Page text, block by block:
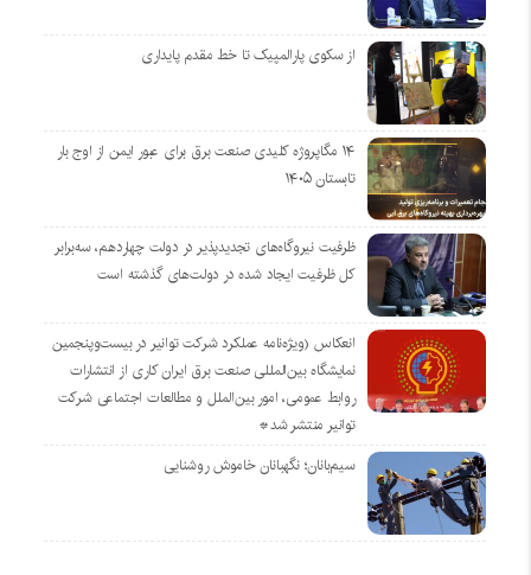
از سکوی پارالمپیک تا خط مقدم پایداری
۱۴ مگاپروژه‌ کلیدی صنعت برق برای عبور ایمن از اوج بار
تابستان ۱۴۰۵
ظرفیت نیروگاه‌های تجدیدپذیر در دولت چهاردهم، سه‌برابر
کل ظرفیت ایجاد شده در دولت‌های گذشته است
انعکاس (ویژه‌نامه عملکرد شرکت توانیر در بیست‌وپنجمین
نمایشگاه بین‌المللی صنعت برق ایران کاری از انتشارات
روابط عمومی، امور بین‌الملل و مطالعات اجتماعی شرکت
توانیر منتشر شد*
سیم‌بانان؛ نگهبانان خاموش روشنایی